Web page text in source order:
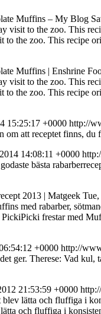
Muffins – My Blog
to the zoo. This
the zoo. This recipe
Muffins | Enshrine
to the zoo. This
the zoo. This recipe
15:25:17 +0000 http://
om att receptet finns,
14:08:11 +0000
bästa
2013 | Matgeek
med rabarber,
frestar med
+0000 http://
ger. Therese: Vad kul,
21:53:59 +0000
lätta och fluffiga i
och fluffiga i